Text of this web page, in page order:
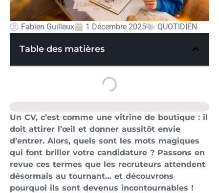
Fabien Guilleux 1 Décembre 2025 QUOTIDIEN
Table des matières
Un CV, c’est comme une vitrine de boutique : il
doit attirer l’œil et donner aussitôt envie
d’entrer. Alors, quels sont les mots magiques
qui font briller votre candidature ? Passons en
revue ces termes que les recruteurs attendent
désormais au tournant… et découvrons
pourquoi ils sont devenus incontournables !